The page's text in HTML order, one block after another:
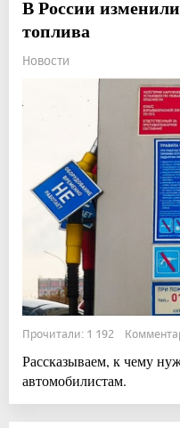
В России
топлива
Новости
Прочитали: 1 192
Рассказываем, к чему
автомобилистам.